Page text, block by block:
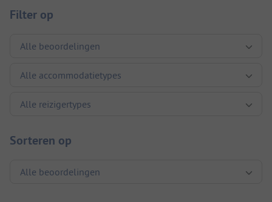
Filter op
Sorteren op